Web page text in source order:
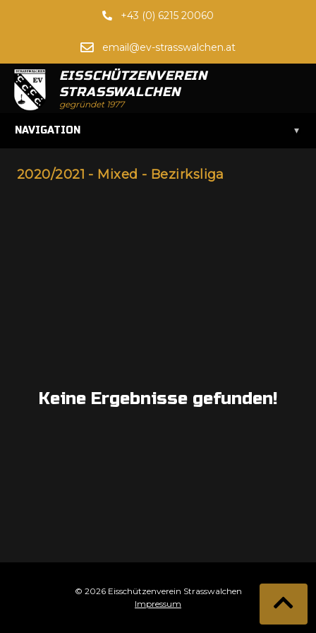
+43 (0) 6215 20060
email@ev-strasswalchen.at
EISSCHÜTZENVEREIN
STRASSWALCHEN
gegründet 1977
NAVIGATION ▾
2020/2021 - Mixed - Bezirksliga
Keine Ergebnisse gefunden!
© 2026 Eisschützenverein Strasswalchen
Impressum